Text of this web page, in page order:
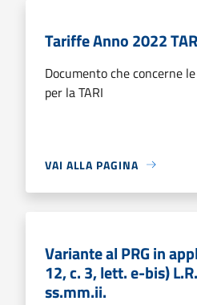
Tariffe Anno 2022
Documento che concerne
per la TARI
VAI ALLA PAGINA
Variante al PRG in
12, c. 3, lett. e-bis)
ss.mm.ii.